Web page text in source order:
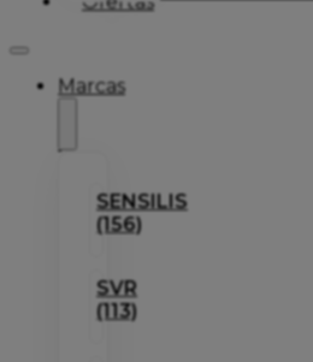
Marcas
SENSILIS
(156)
SVR
(113)